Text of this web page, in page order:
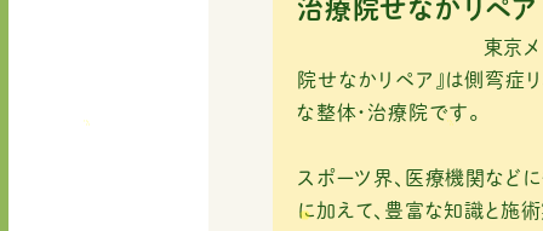
o
o
k
治療院せなかリペア
東京メトロ南北線
院せなかリペア』は側弯症
な整体・治療院です。
スポーツ界、医療機関など
に加えて、豊富な知識と施